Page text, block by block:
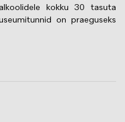
kokku 30 tasuta
on praeguseks